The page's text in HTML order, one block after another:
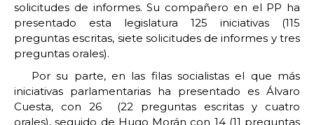
solicitudes de informes. Su compañero en el PP ha
presentado esta legislatura 125 iniciativas (115
preguntas escritas, siete solicitudes de informes y tres
preguntas orales).
Por su parte, en las filas socialistas el que más
iniciativas parlamentarias ha presentado es Álvaro
Cuesta, con 26 (22 preguntas escritas y cuatro
orales), seguido de Hugo Morán con 14 (11 preguntas